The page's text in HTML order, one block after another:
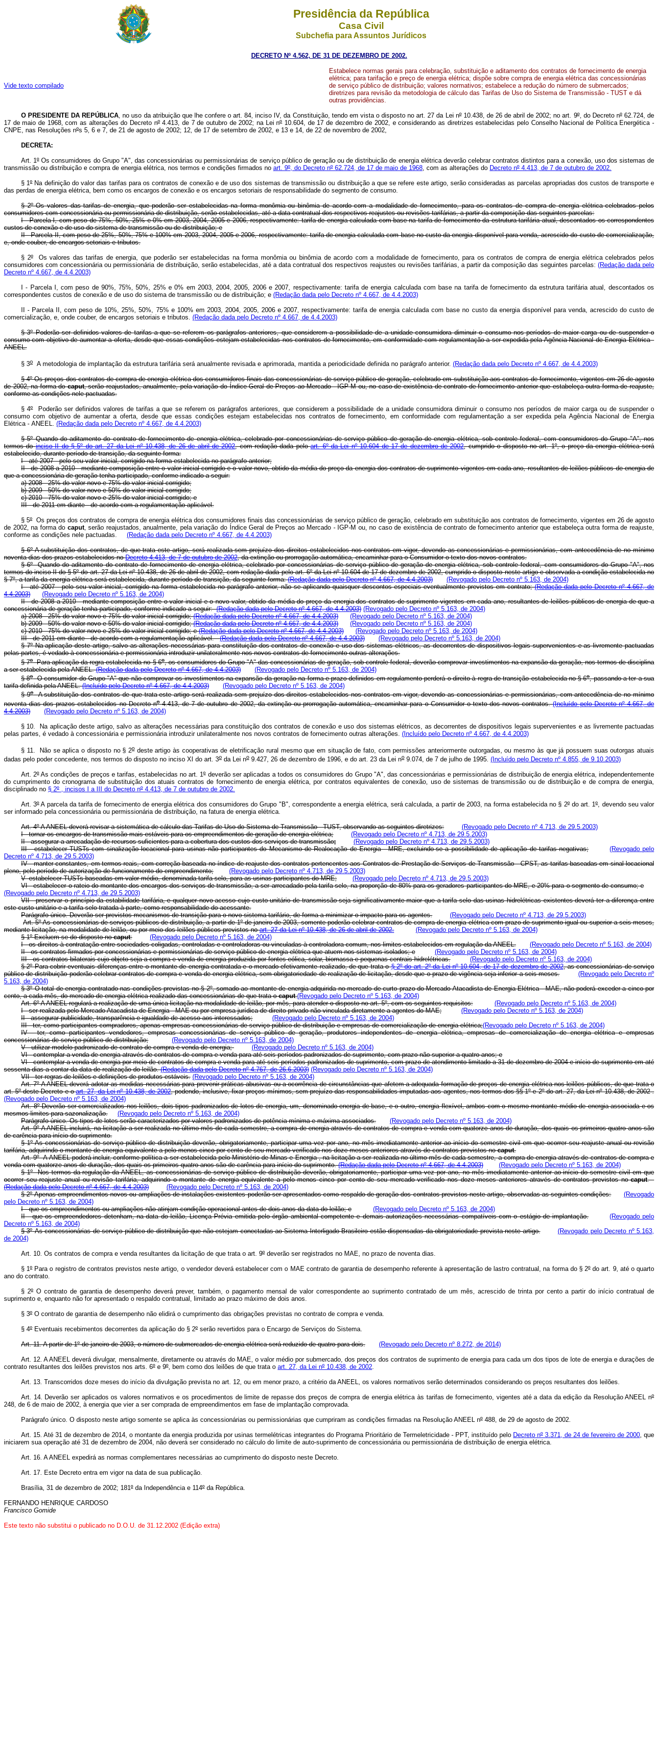
Presidência da República
Casa Civil
Subchefia para Assuntos Jurídicos
DECRETO Nº 4.562, DE 31 DE DEZEMBRO DE 2002.
Vide texto compilado
Estabelece normas gerais para celebração, substituição e aditamento dos contratos de fornecimento de energia
elétrica; para tarifação e preço de energia elétrica; dispõe sobre compra de energia elétrica das concessionárias
de serviço público de distribuição; valores normativos; estabelece a redução do número de submercados;
diretrizes para revisão da metodologia de cálculo das Tarifas de Uso do Sistema de Transmissão - TUST e dá
outras providências.
O PRESIDENTE DA REPÚBLICA, no uso da atribuição que lhe confere o art. 84, inciso IV, da Constituição, tendo em vista o disposto no art. 27 da Lei nº10.438, de 26 de abril de 2002; no art. 9º, do Decreto nº62.724, de
17 de maio de 1968, com as alterações do Decreto nº4.413, de 7 de outubro de 2002; na Lei nº10.604, de 17 de dezembro de 2002, e considerando as diretrizes estabelecidas pelo Conselho Nacional de Política Energética -
CNPE, nas Resoluções nºs 5, 6 e 7, de 21 de agosto de 2002; 12, de 17 de setembro de 2002, e 13 e 14, de 22 de novembro de 2002,
DECRETA:
Art. 1ºOs consumidores do Grupo "A", das concessionárias ou permissionárias de serviço público de geração ou de distribuição de energia elétrica deverão celebrar contratos distintos para a conexão, uso dos sistemas de
transmissão ou distribuição e compra de energia elétrica, nos termos e condições firmados no art. 9º, do Decreto nº 62.724, de 17 de maio de 1968, com as alterações do Decreto nº 4.413, de 7 de outubro de 2002.
§ 1ºNa definição do valor das tarifas para os contratos de conexão e de uso dos sistemas de transmissão ou distribuição a que se refere este artigo, serão consideradas as parcelas apropriadas dos custos de transporte e
das perdas de energia elétrica, bem como os encargos de conexão e os encargos setoriais de responsabilidade do segmento de consumo.
§ 2º Os valores das tarifas de energia, que poderão ser estabelecidas na forma monômia ou binômia de acordo com a modalidade de fornecimento, para os contratos de compra de energia elétrica celebrados pelos
consumidores com concessionária ou permissionária de distribuição, serão estabelecidas, até a data contratual dos respectivos reajustes ou revisões tarifárias, a partir da composição das seguintes parcelas:
I - Parcela I, com peso de 75%, 50%, 25% e 0% em 2003, 2004, 2005 e 2006, respectivamente: tarifa de energia calculada com base na tarifa de fornecimento da estrutura tarifária atual, descontados os correspondentes
custos de conexão e de uso do sistema de transmissão ou de distribuição; e
II - Parcela II, com peso de 25%, 50%, 75% e 100% em 2003, 2004, 2005 e 2006, respectivamente: tarifa de energia calculada com base no custo da energia disponível para venda, acrescido do custo de comercialização,
e, onde couber, de encargos setoriais e tributos.
§ 2ºOs valores das tarifas de energia, que poderão ser estabelecidas na forma monômia ou binômia de acordo com a modalidade de fornecimento, para os contratos de compra de energia elétrica celebrados pelos
consumidores com concessionária ou permissionária de distribuição, serão estabelecidas, até a data contratual dos respectivos reajustes ou revisões tarifárias, a partir da composição das seguintes parcelas: (Redação dada pelo
Decreto nº 4.667, de 4.4.2003)
I - Parcela I, com peso de 90%, 75%, 50%, 25% e 0% em 2003, 2004, 2005, 2006 e 2007, respectivamente: tarifa de energia calculada com base na tarifa de fornecimento da estrutura tarifária atual, descontados os
correspondentes custos de conexão e de uso do sistema de transmissão ou de distribuição; e (Redação dada pelo Decreto nº 4.667, de 4.4.2003)
II - Parcela II, com peso de 10%, 25%, 50%, 75% e 100% em 2003, 2004, 2005, 2006 e 2007, respectivamente: tarifa de energia calculada com base no custo da energia disponível para venda, acrescido do custo de
comercialização, e, onde couber, de encargos setoriais e tributos. (Redação dada pelo Decreto nº 4.667, de 4.4.2003)
§ 3º Poderão ser definidos valores de tarifas a que se referem os parágrafos anteriores, que considerem a possibilidade de a unidade consumidora diminuir o consumo nos períodos de maior carga ou de suspender o
consumo com objetivo de aumentar a oferta, desde que essas condições estejam estabelecidas nos contratos de fornecimento, em conformidade com regulamentação a ser expedida pela Agência Nacional de Energia Elétrica -
ANEEL.
§ 3o A metodologia de implantação da estrutura tarifária será anualmente revisada e aprimorada, mantida a periodicidade definida no parágrafo anterior. (Redação dada pelo Decreto nº 4.667, de 4.4.2003)
§ 4º Os preços dos contratos de compra de energia elétrica dos consumidores finais das concessionárias de serviço público de geração, celebrado em substituição aos contratos de fornecimento, vigentes em 26 de agosto
de 2002, na forma docaput, serão reajustados, anualmente, pela variação do Índice Geral de Preços ao Mercado - IGP-M ou, no caso de existência de contrato de fornecimento anterior que estabeleça outra forma de reajuste,
conforme as condições nele pactuadas.
§ 4ºPoderão ser definidos valores de tarifas a que se referem os parágrafos anteriores, que considerem a possibilidade de a unidade consumidora diminuir o consumo nos períodos de maior carga ou de suspender o
consumo com objetivo de aumentar a oferta, desde que essas condições estejam estabelecidas nos contratos de fornecimento, em conformidade com regulamentação a ser expedida pela Agência Nacional de Energia
Elétrica - ANEEL. (Redação dada pelo Decreto nº 4.667, de 4.4.2003)
§ 5º Quando do aditamento do contrato de fornecimento de energia elétrica, celebrado por concessionárias de serviço público de geração de energia elétrica, sob controle federal, com consumidores do Grupo "A", nos
termos doinciso II do § 5º do art. 27 da Lei nº 10.438, de 26 de abril de 2002, com redação dada peloart. 6º da Lei nº 10.604 de 17 de dezembro de 2002, cumprido o disposto no art. 1º, o preço da energia elétrica será
estabelecido, durante período de transição, da seguinte forma:
I - até 2007 - pelo seu valor inicial, corrigido na forma estabelecida no parágrafo anterior;
II - de 2008 a 2010 - mediante composição entre o valor inicial corrigido e o valor novo, obtido da média do preço da energia dos contratos de suprimento vigentes em cada ano, resultantes de leilões públicos de energia de
que a concessionária de geração tenha participado, conforme indicado a seguir:
a) 2008 - 25% do valor novo e 75% do valor inicial corrigido;
b) 2009 - 50% do valor novo e 50% do valor inicial corrigido;
c) 2010 - 75% do valor novo e 25% do valor inicial corrigido; e
III - de 2011 em diante - de acordo com a regulamentação aplicável.
§ 5º Os preços dos contratos de compra de energia elétrica dos consumidores finais das concessionárias de serviço público de geração, celebrado em substituição aos contratos de fornecimento, vigentes em 26 de agosto
de 2002, na forma do caput, serão reajustados, anualmente, pela variação do Índice Geral de Preços ao Mercado - IGP-M ou, no caso de existência de contrato de fornecimento anterior que estabeleça outra forma de reajuste,
conforme as condições nele pactuadas. (Redação dada pelo Decreto nº 4.667, de 4.4.2003)
§ 6º A substituição dos contratos, de que trata este artigo, será realizada sem prejuízo dos direitos estabelecidos nos contratos em vigor, devendo as concessionárias e permissionárias, com antecedência de no mínimo
noventa dias dos prazos estabelecidos noDecreto 4.413, de 7 de outubro de 2002, da extinção ou prorrogação automática, encaminhar para o Consumidor o texto dos novos contratos.
§ 6º Quando do aditamento do contrato de fornecimento de energia elétrica, celebrado por concessionárias de serviço público de geração de energia elétrica, sob controle federal, com consumidores do Grupo "A", nos
termos do inciso II do § 5º do art. 27 da Lei nº 10.438, de 26 de abril de 2002, com redação dada pelo art. 6º da Lei nº 10.604 de 17 de dezembro de 2002, cumprido o disposto neste artigo e observada a condição estabelecida no
§ 7º, a tarifa da energia elétrica será estabelecida, durante período de transição, da seguinte forma:(Redação dada pelo Decreto nº 4.667, de 4.4.2003)
(Revogado pelo Decreto nº 5.163, de 2004)
I - até 2007 - pelo seu valor inicial, corrigido na forma estabelecida no parágrafo anterior, não se aplicando quaisquer descontos especiais eventualmente previstos em contrato;(Redação dada pelo Decreto nº 4.667, de
4.4.2003)
(Revogado pelo Decreto nº 5.163, de 2004)
II - de 2008 a 2010 - mediante composição entre o valor inicial e o novo valor, obtido da média do preço da energia dos contratos de suprimento vigentes em cada ano, resultantes de leilões públicos de energia de que a
concessionária de geração tenha participado, conforme indicado a seguir:(Redação dada pelo Decreto nº 4.667, de 4.4.2003) (Revogado pelo Decreto nº 5.163, de 2004)
a) 2008 - 25% do valor novo e 75% do valor inicial corrigido;(Redação dada pelo Decreto nº 4.667, de 4.4.2003)
(Revogado pelo Decreto nº 5.163, de 2004)
b) 2009 - 50% do valor novo e 50% do valor inicial corrigido;(Redação dada pelo Decreto nº 4.667, de 4.4.2003)
(Revogado pelo Decreto nº 5.163, de 2004)
c) 2010 - 75% do valor novo e 25% do valor inicial corrigido; e(Redação dada pelo Decreto nº 4.667, de 4.4.2003)
(Revogado pelo Decreto nº 5.163, de 2004)
III - de 2011 em diante - de acordo com a regulamentação aplicável.(Redação dada pelo Decreto nº 4.667, de 4.4.2003)
(Revogado pelo Decreto nº 5.163, de 2004)
§ 7º Na aplicação deste artigo, salvo as alterações necessárias para constituição dos contratos de conexão e uso dos sistemas elétricos, as decorrentes de dispositivos legais supervenientes e as livremente pactuadas
pelas partes, é vedado à concessionária e permissionária introduzir unilateralmente nos novos contratos de fornecimento outras alterações.
§ 7oPara aplicação da regra estabelecida no § 6o, os consumidores do Grupo "A" das concessionárias de geração, sob controle federal, deverão comprovar investimentos na expansão da geração, nos termos de disciplina
a ser estabelecida pela ANEEL.(Redação dada pelo Decreto nº 4.667, de 4.4.2003)
(Revogado pelo Decreto nº 5.163, de 2004)
§ 8oO consumidor do Grupo "A" que não comprovar os investimentos na expansão da geração na forma e prazo definidos em regulamento perderá o direito à regra de transição estabelecida no § 6o, passando a ter a sua
tarifa definida pela ANEEL.(Incluído pelo Decreto nº 4.667, de 4.4.2003)
(Revogado pelo Decreto nº 5.163, de 2004)
§ 9oA substituição dos contratos de que trata este artigo será realizada sem prejuízo dos direitos estabelecidos nos contratos em vigor, devendo as concessionárias e permissionárias, com antecedência de no mínimo
noventa dias dos prazos estabelecidos no Decreto no4.413, de 7 de outubro de 2002, da extinção ou prorrogação automática, encaminhar para o Consumidor o texto dos novos contratos.(Incluído pelo Decreto nº 4.667, de
4.4.2003)
(Revogado pelo Decreto nº 5.163, de 2004)
§ 10. Na aplicação deste artigo, salvo as alterações necessárias para constituição dos contratos de conexão e uso dos sistemas elétricos, as decorrentes de dispositivos legais supervenientes e as livremente pactuadas
pelas partes, é vedado à concessionária e permissionária introduzir unilateralmente nos novos contratos de fornecimento outras alterações. (Incluído pelo Decreto nº 4.667, de 4.4.2003)
§ 11. Não se aplica o disposto no § 2odeste artigo às cooperativas de eletrificação rural mesmo que em situação de fato, com permissões anteriormente outorgadas, ou mesmo às que já possuem suas outorgas atuais
dadas pelo poder concedente, nos termos do disposto no inciso XI do art. 3o da Lei no 9.427, 26 de dezembro de 1996, e do art. 23 da Lei no 9.074, de 7 de julho de 1995. (Incluído pelo Decreto nº 4.855, de 9.10.2003)
Art. 2ºAs condições de preços e tarifas, estabelecidas no art. 1ºdeverão ser aplicadas a todos os consumidores do Grupo "A", das concessionárias e permissionárias de distribuição de energia elétrica, independentemente
do cumprimento do cronograma de substituição dos atuais contratos de fornecimento de energia elétrica, por contratos equivalentes de conexão, uso de sistemas de transmissão ou de distribuição e de compra de energia,
disciplinado no § 2º , incisos I a III do Decreto nº 4.413, de 7 de outubro de 2002.
Art. 3ºA parcela da tarifa de fornecimento de energia elétrica dos consumidores do Grupo "B", correspondente a energia elétrica, será calculada, a partir de 2003, na forma estabelecida no § 2ºdo art. 1º, devendo seu valor
ser informado pela concessionária ou permissionária de distribuição, na fatura de energia elétrica.
Art. 4º A ANEEL deverá revisar a sistemática de cálculo das Tarifas de Uso do Sistema de Transmissão - TUST, observando as seguintes diretrizes:
(Revogado pelo Decreto nº 4.713, de 29.5.2003)
I - tornar os encargos de transmissão mais estáveis para os empreendimentos de geração de energia elétrica;
(Revogado pelo Decreto nº 4.713, de 29.5.2003)
II - assegurar a arrecadação de recursos suficientes para a cobertura dos custos dos serviços de transmissão;
(Revogado pelo Decreto nº 4.713, de 29.5.2003)
III - estabelecer TUSTs com sinalização locacional para usinas não participantes do Mecanismo de Realocação de Energia - MRE, excluindo-se a possibilidade de aplicação de tarifas negativas;
(Revogado pelo
Decreto nº 4.713, de 29.5.2003)
IV - manter constantes, em termos reais, com correção baseada no índice de reajuste dos contratos pertencentes aos Contratos de Prestação de Serviços de Transmissão - CPST, as tarifas baseadas em sinal locacional
pleno, pelo período de autorização de funcionamento do empreendimento;
(Revogado pelo Decreto nº 4.713, de 29.5.2003)
V- estabelecer TUSTs baseadas em valor médio, denominada tarifa selo, para as usinas participantes do MRE;
(Revogado pelo Decreto nº 4.713, de 29.5.2003)
VI - estabelecer o rateio do montante dos encargos dos serviços de transmissão, a ser arrecadado pela tarifa selo, na proporção de 80% para os geradores participantes do MRE, e 20% para o segmento de consumo; e
(Revogado pelo Decreto nº 4.713, de 29.5.2003)
VII - preservar o princípio da estabilidade tarifária, e qualquer novo acesso cujo custo unitário de transmissão seja significativamente maior que a tarifa selo das usinas hidrelétricas existentes deverá ter a diferença entre
este custo unitário e a tarifa selo tratada à parte, como responsabilidade do acessante.
Parágrafo único. Deverão ser previstos mecanismos de transição para o novo sistema tarifário, de forma a minimizar o impacto para os agentes.
(Revogado pelo Decreto nº 4.713, de 29.5.2003)
Art. 5º As concessionárias de serviços públicos de distribuição, a partir de 1º de janeiro de 2003, somente poderão celebrar contratos de compra de energia elétrica com prazo de suprimento igual ou superior a seis meses,
mediante licitação, na modalidade de leilão, ou por meio dos leilões públicos previstos noart. 27 da Lei nº 10.438, de 26 de abril de 2002.
(Revogado pelo Decreto nº 5.163, de 2004)
§ 1º Excluem-se do disposto nocaput:
(Revogado pelo Decreto nº 5.163, de 2004)
I - os direitos à contratação entre sociedades coligadas, controladas e controladoras ou vinculadas à controladora comum, nos limites estabelecidos em regulação da ANEEL.
(Revogado pelo Decreto nº 5.163, de 2004)
II - os contratos firmados por concessionárias e permissionárias de serviço público de energia elétrica que atuem nos sistemas isolados; e
(Revogado pelo Decreto nº 5.163, de 2004)
III - os contratos bilaterais cujo objeto seja a compra e venda de energia produzida por fontes eólica, solar, biomassa e pequenas centrais hidrelétricas.
(Revogado pelo Decreto nº 5.163, de 2004)
§ 2º Para cobrir eventuais diferenças entre o montante de energia contratada e o mercado efetivamente realizado, de que trata o§ 2º do art. 2º da Lei nº 10.604, de 17 de dezembro de 2002, as concessionárias de serviço
público de distribuição poderão celebrar contratos de compra e venda de energia elétrica, sem obrigatoriedade de realização de licitação, desde que o prazo de vigência seja inferior a seis meses.
(Revogado pelo Decreto nº
5.163, de 2004)
§ 3º O total de energia contratado nas condições previstas no § 2º, somado ao montante de energia adquirida no mercado de curto prazo do Mercado Atacadista de Energia Elétrica - MAE, não poderá exceder a cinco por
cento, a cada mês, do mercado de energia elétrica realizado das concessionárias de que trata ocaput.(Revogado pelo Decreto nº 5.163, de 2004)
Art. 6º A ANEEL regulará a realização de uma única licitação na modalidade de leilão, por mês, para atender o disposto no art. 5º, com os seguintes requisitos:
(Revogado pelo Decreto nº 5.163, de 2004)
I - ser realizada pelo Mercado Atacadista de Energia - MAE ou por empresa jurídica de direito privado não vinculada diretamente a agentes do MAE;
(Revogado pelo Decreto nº 5.163, de 2004)
II - assegurar publicidade, transparência e igualdade de acesso aos interessados;
(Revogado pelo Decreto nº 5.163, de 2004)
III - ter, como participantes compradores, apenas empresas concessionárias de serviço público de distribuição e empresas de comercialização de energia elétrica;(Revogado pelo Decreto nº 5.163, de 2004)
IV - ter, como participantes vendedores, empresas concessionárias de serviço público de geração, produtores independentes de energia elétrica, empresas de comercialização de energia elétrica e empresas
concessionárias de serviço público de distribuição;
(Revogado pelo Decreto nº 5.163, de 2004)
V - utilizar modelo padronizado de contrato de compra e venda de energia;
(Revogado pelo Decreto nº 5.163, de 2004)
VI - contemplar a venda de energia através de contratos de compra e venda para até seis períodos padronizados de suprimento, com prazo não superior a quatro anos; e
VI - contemplar a venda de energia por meio de contratos de compra e venda para até seis períodos padronizados de suprimento, com prazo de atendimento limitado a 31 de dezembro de 2004 e início de suprimento em até
sessenta dias a contar da data de realização do leilão.(Redação dada pelo Decreto nº 4.767, de 26.6.2003) (Revogado pelo Decreto nº 5.163, de 2004)
VII - ter regras de leilões e definições de produtos estáveis. (Revogado pelo Decreto nº 5.163, de 2004)
Art. 7º A ANEEL deverá adotar as medidas necessárias para prevenir práticas abusivas ou a ocorrência de circunstâncias que afetem a adequada formação de preços de energia elétrica nos leilões públicos, de que trata o
art. 5º deste Decreto e oart. 27, da Lei nº 10.438, de 2002, podendo, inclusive, fixar preços mínimos, sem prejuízo das responsabilidades imputadas aos agentes, nos termos dos §§ 1º e 2º do art. 27, da Lei nº 10.438, de 2002 .
(Revogado pelo Decreto nº 5.163, de 2004)
Art. 8º Deverão ser comercializados nos leilões, dois tipos padronizados de lotes de energia, um, denominado energia de base, e o outro, energia flexível, ambos com o mesmo montante médio de energia associada e os
mesmos limites para sazonalização.
(Revogado pelo Decreto nº 5.163, de 2004)
Parágrafo único. Os tipos de lotes serão caracterizados por valores padronizados de potência mínima e máxima associados.
(Revogado pelo Decreto nº 5.163, de 2004)
Art. 9º A ANEEL incluirá, na licitação a ser realizada no último mês de cada semestre, a compra de energia através de contratos de compra e venda com quatorze anos de duração, dos quais os primeiros quatro anos são
de carência para início do suprimento.
§ 1º As concessionárias de serviço público de distribuição deverão, obrigatoriamente, participar uma vez por ano, no mês imediatamente anterior ao início do semestre civil em que ocorrer seu reajuste anual ou revisão
tarifária, adquirindo o montante de energia equivalente a pelo menos cinco por cento de seu mercado verificado nos doze meses anteriores através de contratos previstos nocaput.
Art. 9º A ANEEL poderá incluir, conforme política a ser estabelecida pelo Ministério de Minas e Energia , na licitação a ser realizada no último mês de cada semestre, a compra de energia através de contratos de compra e
venda com quatorze anos de duração, dos quais os primeiros quatro anos são de carência para início do suprimento.(Redação dada pelo Decreto nº 4.667, de 4.4.2003)
(Revogado pelo Decreto nº 5.163, de 2004)
§ 1º Nos termos da regulação da ANEEL, as concessionárias de serviço público de distribuição deverão, obrigatoriamente, participar uma vez por ano, no mês imediatamente anterior ao início do semestre civil em que
ocorrer seu reajuste anual ou revisão tarifária, adquirindo o montante de energia equivalente a pelo menos cinco por cento de seu mercado verificado nos doze meses anteriores através de contratos previstos nocaput.
(Redação dada pelo Decreto nº 4.667, de 4.4.2003)
(Revogado pelo Decreto nº 5.163, de 2004)
§ 2º Apenas empreendimentos novos ou ampliações de instalações existentes poderão ser apresentados como respaldo de geração dos contratos previstos neste artigo, observadas as seguintes condições:
(Revogado
pelo Decreto nº 5.163, de 2004)
I - que os empreendimentos ou ampliações não atinjam condição operacional antes de dois anos da data do leilão; e
(Revogado pelo Decreto nº 5.163, de 2004)
II - que os empreendedores detenham, na data do leilão, Licença Prévia emitida pelo órgão ambiental competente e demais autorizações necessárias compatíveis com o estágio de implantação.
(Revogado pelo
Decreto nº 5.163, de 2004)
§ 3º As concessionárias de serviço público de distribuição que não estejam conectadas ao Sistema Interligado Brasileiro estão dispensadas da obrigatoriedade prevista neste artigo.
(Revogado pelo Decreto nº 5.163,
de 2004)
Art. 10. Os contratos de compra e venda resultantes da licitação de que trata o art. 9º deverão ser registrados no MAE, no prazo de noventa dias.
§ 1ºPara o registro de contratos previstos neste artigo, o vendedor deverá estabelecer com o MAE contrato de garantia de desempenho referente à apresentação de lastro contratual, na forma do § 2º do art. 9, até o quarto
ano do contrato.
§ 2ºO contrato de garantia de desempenho deverá prever, também, o pagamento mensal de valor correspondente ao suprimento contratado de um mês, acrescido de trinta por cento a partir do início contratual de
suprimento e, enquanto não for apresentado o respaldo contratual, limitado ao prazo máximo de dois anos.
§ 3º O contrato de garantia de desempenho não elidirá o cumprimento das obrigações previstas no contrato de compra e venda.
§ 4º Eventuais recebimentos decorrentes da aplicação do § 2º serão revertidos para o Encargo de Serviços do Sistema.
Art. 11. A partir de 1º de janeiro de 2003, o número de submercados de energia elétrica será reduzido de quatro para dois. (Revogado pelo Decreto nº 8.272, de 2014)
Art. 12. A ANEEL deverá divulgar, mensalmente, diretamente ou através do MAE, o valor médio por submercado, dos preços dos contratos de suprimento de energia para cada um dos tipos de lote de energia e durações de
contrato resultantes dos leilões previstos nos arts. 6º e 9º, bem como dos leilões de que trata o art. 27, da Lei nº 10.438, de 2002.
Art. 13. Transcorridos doze meses do início da divulgação prevista no art. 12, ou em menor prazo, a critério da ANEEL, os valores normativos serão determinados considerando os preços resultantes dos leilões.
Art. 14. Deverão ser aplicados os valores normativos e os procedimentos de limite de repasse dos preços de compra de energia elétrica às tarifas de fornecimento, vigentes até a data da edição da Resolução ANEEL nº
248, de 6 de maio de 2002, à energia que vier a ser comprada de empreendimentos em fase de implantação comprovada.
Parágrafo único. O disposto neste artigo somente se aplica às concessionárias ou permissionárias que cumpriram as condições firmadas na Resolução ANEEL nº 488, de 29 de agosto de 2002.
Art. 15. Até 31 de dezembro de 2014, o montante da energia produzida por usinas termelétricas integrantes do Programa Prioritário de Termeletricidade - PPT, instituído pelo Decreto nº 3.371, de 24 de fevereiro de 2000, que
iniciarem sua operação até 31 de dezembro de 2004, não deverá ser considerado no cálculo do limite de auto-suprimento de concessionária ou permissionária de distribuição de energia elétrica.
Art. 16. A ANEEL expedirá as normas complementares necessárias ao cumprimento do disposto neste Decreto.
Art. 17. Este Decreto entra em vigor na data de sua publicação.
Brasília, 31 de dezembro de 2002; 181º da Independência e 114º da República.
FERNANDO HENRIQUE CARDOSO
Francisco Gomide
Este texto não substitui o publicado no D.O.U. de 31.12.2002 (Edição extra)